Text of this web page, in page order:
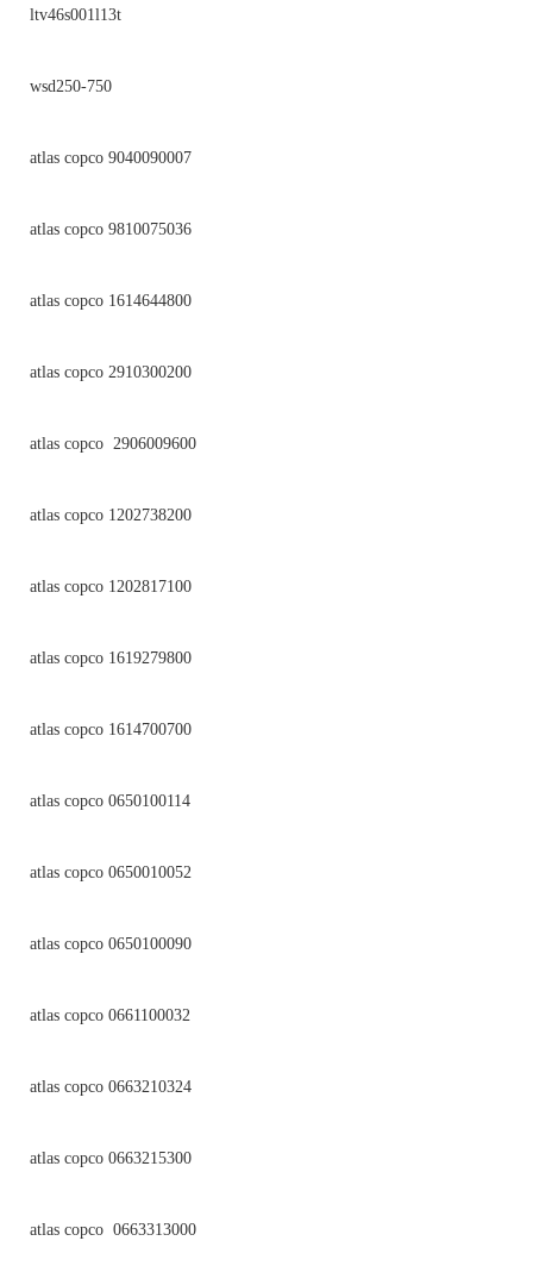
ltv46s001l13t
wsd250-750
atlas copco 9040090007
atlas copco 9810075036
atlas copco 1614644800
atlas copco 2910300200
atlas copco 2906009600
atlas copco 1202738200
atlas copco 1202817100
atlas copco 1619279800
atlas copco 1614700700
atlas copco 0650100114
atlas copco 0650010052
atlas copco 0650100090
atlas copco 0661100032
atlas copco 0663210324
atlas copco 0663215300
atlas copco 0663313000